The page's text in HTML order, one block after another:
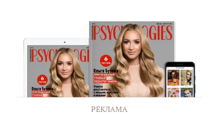
РЕКЛАМА